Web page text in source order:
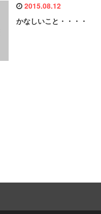
2015.08.12
かなしいこと・・・・